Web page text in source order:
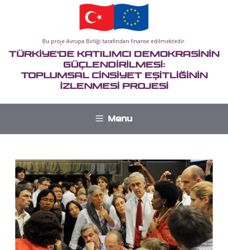
Bu proje Avrupa Birliği tarafından finanse edilmektedir.
TÜRKİYE'DE KATILIMCI DEMOKRASİNİN
GÜÇLENDİRİLMESİ:
TOPLUMSAL CİNSİYET EŞİTLİĞİNİN
İZLENMESİ PROJESİ
Menu